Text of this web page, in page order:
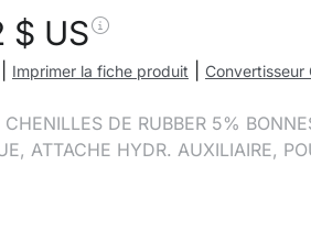
$ US
Imprimer la fiche produit
DE RUBBER 5%
ATTACHE HYDR. AUXILIAIRE,